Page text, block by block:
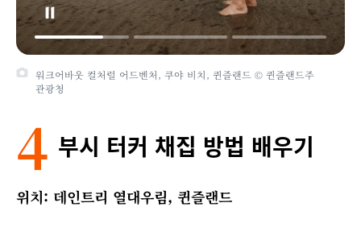
워크어바웃 컬처럴 어드벤처, 쿠야 비치, 퀸즐랜드 © 퀸즐랜드주
관광청
4 부시 터커 채집 방법 배우기
위치: 데인트리 열대우림, 퀸즐랜드